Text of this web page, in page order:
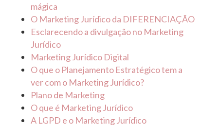
mágica
O Marketing Jurídico da DIFERENCIAÇÃO
Esclarecendo a divulgação no Marketing
Jurídico
Marketing Jurídico Digital
O que o Planejamento Estratégico tem a
ver com o Marketing Jurídico?
Plano de Marketing
O que é Marketing Jurídico
A LGPD e o Marketing Jurídico